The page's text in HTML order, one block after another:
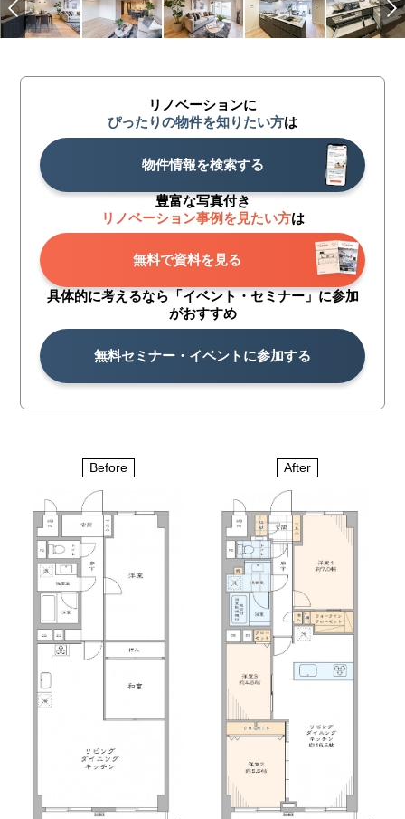
リノベーションに
ぴったりの物件を知りたい方は
物件情報を検索する
豊富な写真付き
リノベーション事例を見たい方は
無料で資料を見る
具体的に考えるなら「イベント・セミナー」に参加
がおすすめ
無料セミナー・イベントに参加する
Before After